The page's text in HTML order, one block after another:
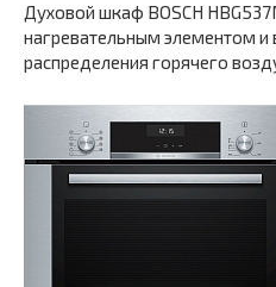
Духовой шкаф ВOSCH
нагревательным элементом и
распределения горячего